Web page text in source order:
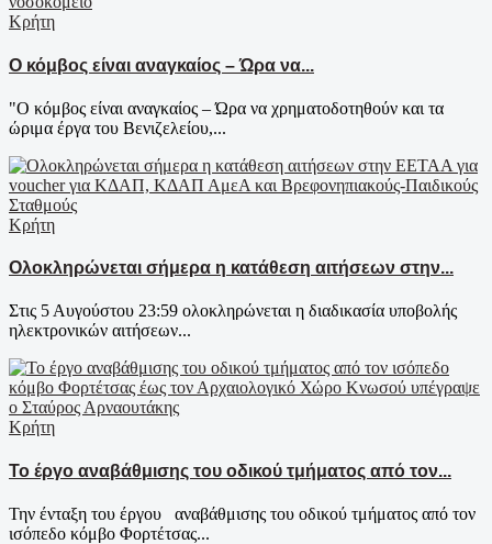
Κρήτη
Ο κόμβος είναι αναγκαίος – Ώρα να...
"Ο κόμβος είναι αναγκαίος – Ώρα να χρηματοδοτηθούν και τα
ώριμα έργα του Βενιζελείου,...
Κρήτη
Ολοκληρώνεται σήμερα η κατάθεση αιτήσεων στην...
Στις 5 Αυγούστου 23:59 ολοκληρώνεται η διαδικασία υποβολής
ηλεκτρονικών αιτήσεων...
Κρήτη
Το έργο αναβάθμισης του οδικού τμήματος από τον...
Την ένταξη του έργου αναβάθμισης του οδικού τμήματος από τον
ισόπεδο κόμβο Φορτέτσας...